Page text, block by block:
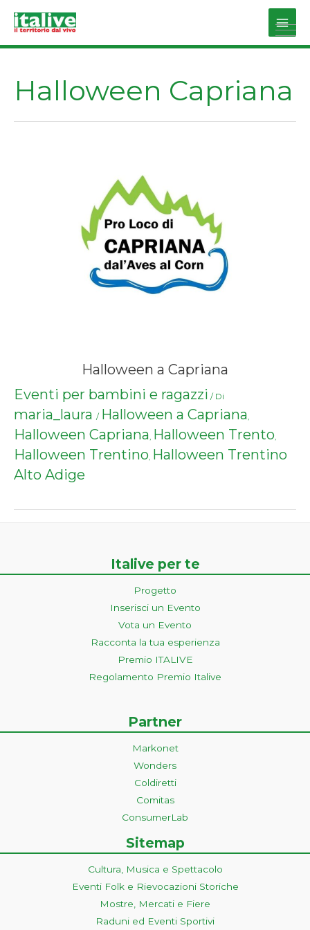
Main
Halloween Capriana
Halloween a Capriana
Eventi per bambini e ragazzi / Di
maria_laura / Halloween a Capriana,
Halloween Capriana, Halloween Trento,
Halloween Trentino, Halloween Trentino
Alto Adige
Italive per te
Progetto
Inserisci un Evento
Vota un Evento
Racconta la tua esperienza
Premio ITALIVE
Regolamento Premio Italive
Partner
Markonet
Wonders
Coldiretti
Comitas
ConsumerLab
Sitemap
Cultura, Musica e Spettacolo
Eventi Folk e Rievocazioni Storiche
Mostre, Mercati e Fiere
Raduni ed Eventi Sportivi